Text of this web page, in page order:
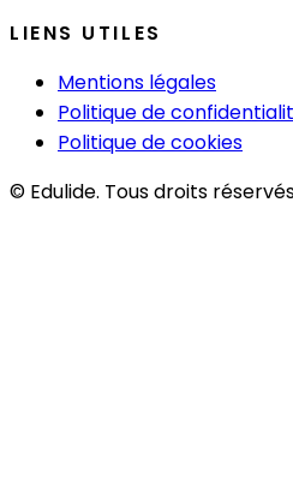
LIENS UTILES
Mentions légales
Politique de
Politique de cookies
© Edulide. Tous droits